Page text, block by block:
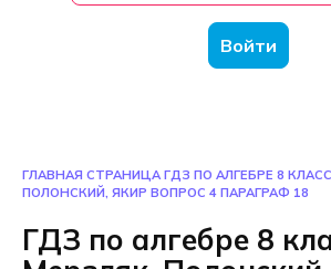
Войти
ГЛАВНАЯ СТРАНИЦА ГДЗ ПО АЛГЕБРЕ 8
ПОЛОНСКИЙ, ЯКИР ВОПРОС 4 ПАРАГРАФ 18
ГДЗ по алгебре 8